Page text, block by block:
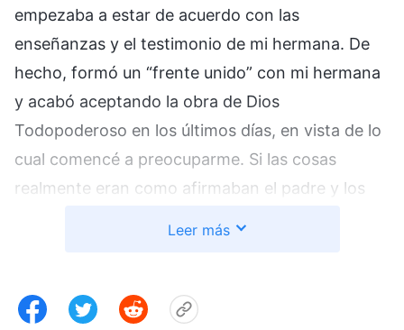
empezaba a estar de acuerdo con las
enseñanzas y el testimonio de mi hermana. De
hecho, formó un “frente unido” con mi hermana
y acabó aceptando la obra de Dios
Todopoderoso en los últimos días, en vista de lo
cual comencé a preocuparme. Si las cosas
realmente eran como afirmaban el padre y los
hermana y conmigo, para que intentara
Leer más